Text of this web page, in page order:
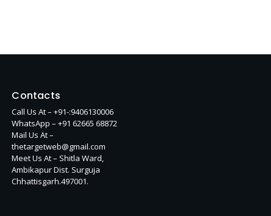
Contacts
Call Us At – +91-:9406130006
WhatsApp – +91 62665 68872
Mail Us At –
thetargetweb@gmail.com
Meet Us At – Shitla Ward,
Ambikapur Dist. Surguja
Chhattisgarh.497001.